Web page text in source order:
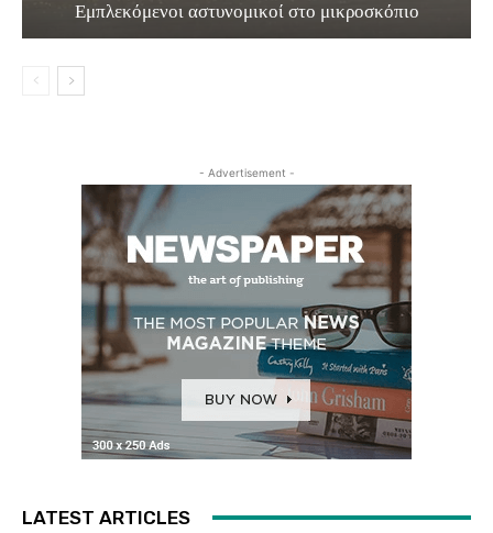
Εμπλεκόμενοι αστυνομικοί στο μικροσκόπιο
- Advertisement -
LATEST ARTICLES